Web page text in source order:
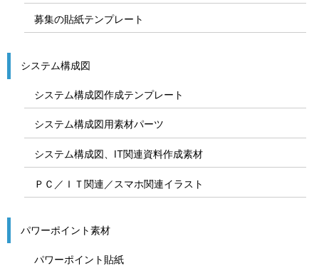
募集の貼紙テンプレート
システム構成図
システム構成図作成テンプレート
システム構成図用素材パーツ
システム構成図、IT関連資料作成素材
ＰＣ／ＩＴ関連／スマホ関連イラスト
パワーポイント素材
パワーポイント貼紙